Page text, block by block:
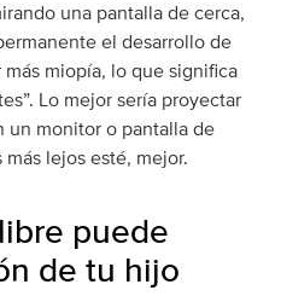
una pantalla de cerca,
el desarrollo de
miopía, lo que significa
Lo mejor sería proyectar
un monitor o pantalla de
lejos esté, mejor.
puede
de tu hijo